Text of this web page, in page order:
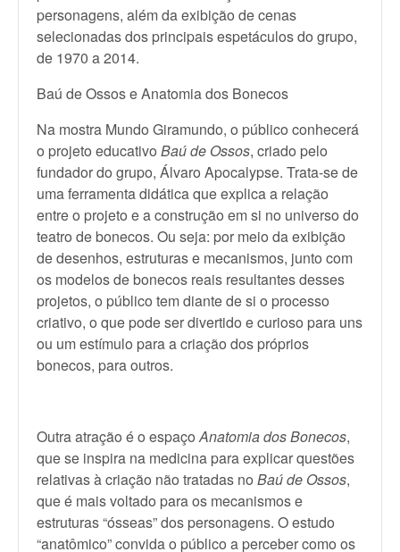
personagens, além da exibição de cenas
selecionadas dos principais espetáculos do grupo,
de 1970 a 2014.
Baú de Ossos e Anatomia dos Bonecos
Na mostra Mundo Giramundo, o público conhecerá
o projeto educativo Baú de Ossos, criado pelo
fundador do grupo, Álvaro Apocalypse. Trata-se de
uma ferramenta didática que explica a relação
entre o projeto e a construção em si no universo do
teatro de bonecos. Ou seja: por meio da exibição
de desenhos, estruturas e mecanismos, junto com
os modelos de bonecos reais resultantes desses
projetos, o público tem diante de si o processo
criativo, o que pode ser divertido e curioso para uns
ou um estímulo para a criação dos próprios
bonecos, para outros.
Outra atração é o espaçoAnatomia dos Bonecos,
que se inspira na medicina para explicar questões
relativas à criação não tratadas no Baú de Ossos,
que é mais voltado para os mecanismos e
estruturas “ósseas” dos personagens. O estudo
“anatômico” convida o público a perceber como os